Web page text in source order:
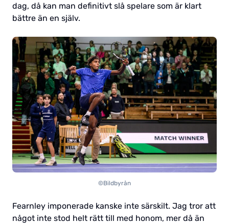
dag, då kan man definitivt slå spelare som är klart
bättre än en själv.
©Bildbyrån
Fearnley imponerade kanske inte särskilt. Jag tror att
något inte stod helt rätt till med honom, mer då än